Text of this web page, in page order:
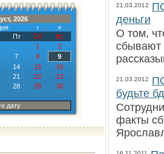
2026
›
»
Пт Сб
Вс
1
2
7 8
9
14 15
16
21 22
23
28 29
30
дату
21.03.2012
деньги
О том,
сбывают
21.03.2012
будьте
факты